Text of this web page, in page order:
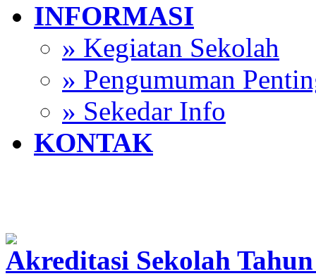
INFORMASI
» Kegiatan Sekolah
» Pengumuman
» Sekedar Info
KONTAK
Akreditasi Sekolah